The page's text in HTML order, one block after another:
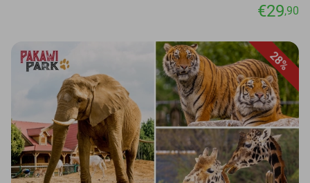
€29,90
28%